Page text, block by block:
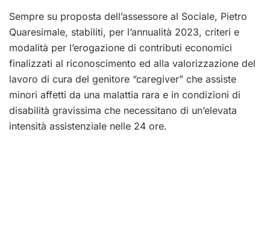
Sempre su proposta dell’assessore al Sociale, Pietro
Quaresimale, stabiliti, per l’annualità 2023, criteri e
modalità per l’erogazione di contributi economici
finalizzati al riconoscimento ed alla valorizzazione del
lavoro di cura del genitore “caregiver” che assiste
minori affetti da una malattia rara e in condizioni di
disabilità gravissima che necessitano di un’elevata
intensità assistenziale nelle 24 ore.